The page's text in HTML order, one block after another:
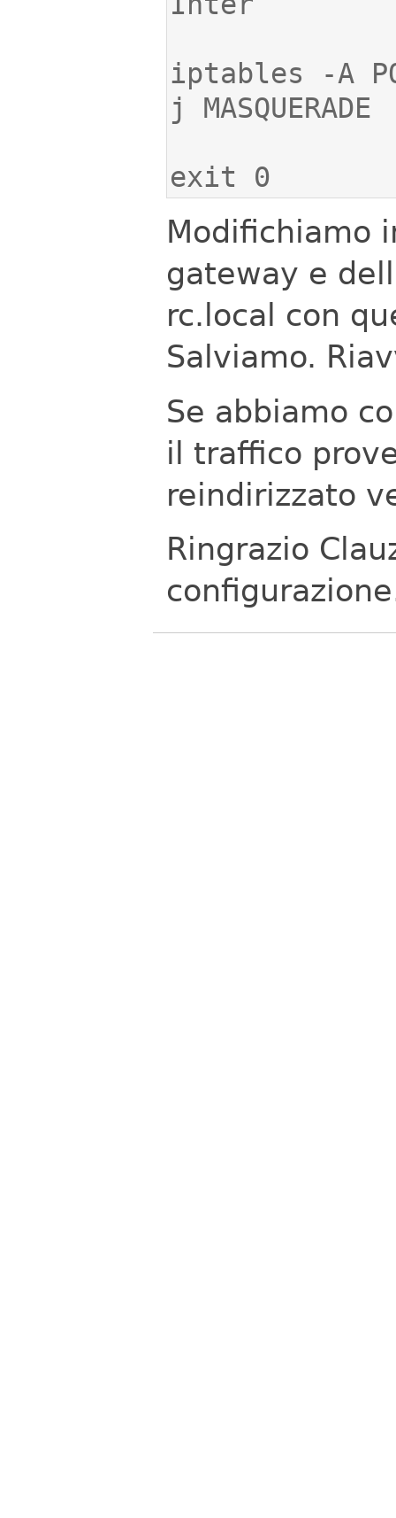
iptables -A
exit 0
Modifichiamo
gateway e
rc.local con
Salviamo.
Se abbiamo
il traffico
reindirizzato
Ringrazio